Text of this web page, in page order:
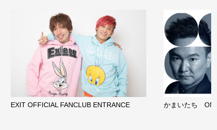
EXIT OFFICIAL FANCLUB ENTRANCE かまいたち